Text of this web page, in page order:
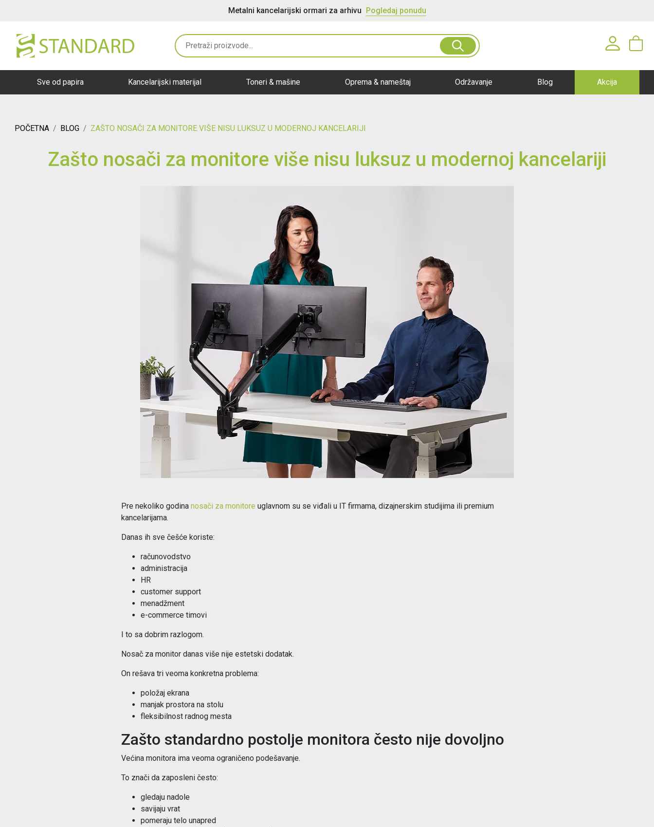
Bele magnetne table za pisanje
Sve od papira Kancelarijski materijal Toneri & mašine Oprema & nameštaj Održavanje Blog Akcija
POČETNA BLOG ZAŠTO NOSAČI ZA MONITORE VIŠE NISU LUKSUZ U MODERNOJ KANCELARIJI
Zašto nosači za monitore više nisu luksuz u modernoj kancelariji
Pre nekoliko godina nosači za monitore uglavnom su se viđali u IT firmama, dizajnerskim studijima ili premium
kancelarijama.
Danas ih sve češće koriste:
računovodstvo
administracija
HR
customer support
menadžment
e-commerce timovi
I to sa dobrim razlogom.
Nosač za monitor danas više nije estetski dodatak.
On rešava tri veoma konkretna problema:
položaj ekrana
manjak prostora na stolu
fleksibilnost radnog mesta
Zašto standardno postolje monitora često nije dovoljno
Većina monitora ima veoma ograničeno podešavanje.
To znači da zaposleni često:
gledaju nadole
savijaju vrat
pomeraju telo unapred